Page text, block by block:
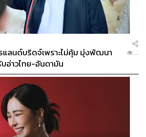
แลนด์บริดจ์เพราะไม่คุ้ม มุ่งพัฒนา
อ่าวไทย-อันดามัน
...